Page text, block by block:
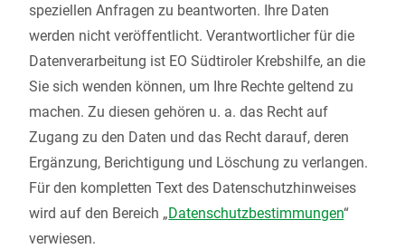
speziellen Anfragen zu beantworten. Ihre Daten
werden nicht veröffentlicht. Verantwortlicher für die
Datenverarbeitung ist EO Südtiroler Krebshilfe, an die
Sie sich wenden können, um Ihre Rechte geltend zu
machen. Zu diesen gehören u. a. das Recht auf
Zugang zu den Daten und das Recht darauf, deren
Ergänzung, Berichtigung und Löschung zu verlangen.
Für den kompletten Text des Datenschutzhinweises
wird auf den Bereich „Datenschutzbestimmungen“
verwiesen.